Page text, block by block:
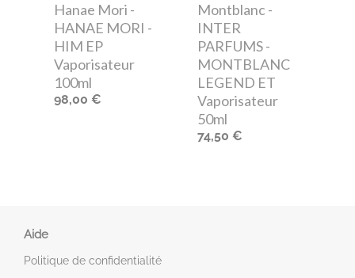
Hanae Mori -
HANAE MORI -
HIM EP
Vaporisateur
100ml
98,00 €
Montblanc -
INTER
PARFUMS -
MONTBLANC
LEGEND ET
Vaporisateur
50ml
74,50 €
Aide
Politique de confidentialité